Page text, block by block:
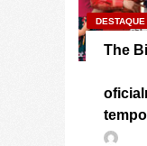
DESTAQUE
The